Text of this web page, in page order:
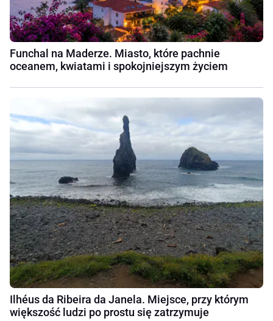
Funchal na Maderze. Miasto, które pachnie
oceanem, kwiatami i spokojniejszym życiem
Ilhéus da Ribeira da Janela. Miejsce, przy którym
większość ludzi po prostu się zatrzymuje